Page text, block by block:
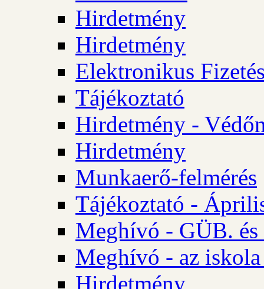
Hirdetmény
Hirdetmény
Elektronikus
Tájékoztató
Hirdetmény -
Hirdetmény
Munkaerő-felmérés
Tájékoztató -
Meghívó - GÜB.
Meghívó - az iskola
Hirdetmény